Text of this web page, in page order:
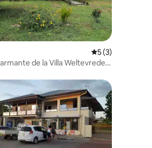
Évaluation
5 (3)
de la Villa Weltevreden